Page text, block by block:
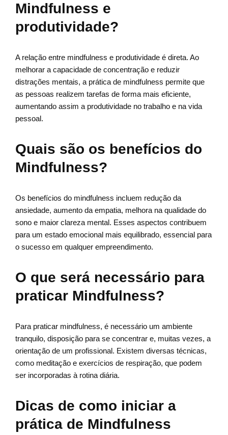
Mindfulness e
produtividade?
A relação entre mindfulness e produtividade é direta. Ao
melhorar a capacidade de concentração e reduzir
distrações mentais, a prática de mindfulness permite que
as pessoas realizem tarefas de forma mais eficiente,
aumentando assim a produtividade no trabalho e na vida
pessoal.
Quais são os benefícios do
Mindfulness?
Os benefícios do mindfulness incluem redução da
ansiedade, aumento da empatia, melhora na qualidade do
sono e maior clareza mental. Esses aspectos contribuem
para um estado emocional mais equilibrado, essencial para
o sucesso em qualquer empreendimento.
O que será necessário para
praticar Mindfulness?
Para praticar mindfulness, é necessário um ambiente
tranquilo, disposição para se concentrar e, muitas vezes, a
orientação de um profissional. Existem diversas técnicas,
como meditação e exercícios de respiração, que podem
ser incorporadas à rotina diária.
Dicas de como iniciar a
prática de Mindfulness